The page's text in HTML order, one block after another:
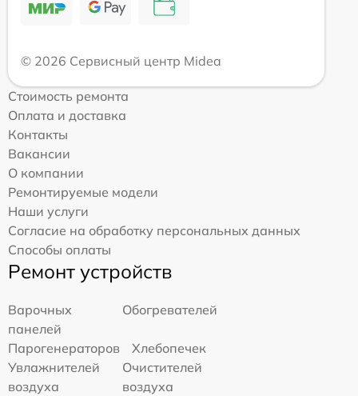
© 2026 Сервисный центр Midea
Стоимость ремонта
Оплата и доставка
Контакты
Вакансии
О компании
Ремонтируемые модели
Наши услуги
Согласие на обработку персональных данных
Способы оплаты
Ремонт устройств
Варочных
панелей
Обогревателей
Парогенераторов
Хлебопечек
Увлажнителей
воздуха
Очистителей
воздуха